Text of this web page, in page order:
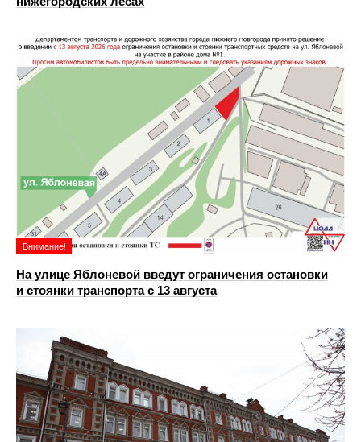
Внимание!
На улице Яблоневой введут ограничения остановки
и стоянки транспорта с 13 августа